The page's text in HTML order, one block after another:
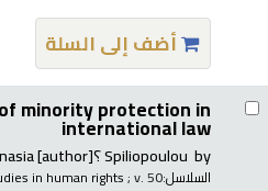
أضف إلى السلة
minority protection in
international law
by Spiliopoulou ؟kermark, Athanasia [author]
السلاسل: in human rights; v. 50